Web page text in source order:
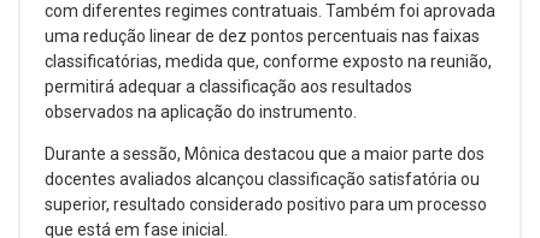
com diferentes regimes contratuais. Também foi aprovada
uma redução linear de dez pontos percentuais nas faixas
classificatórias, medida que, conforme exposto na reunião,
permitirá adequar a classificação aos resultados
observados na aplicação do instrumento.
Durante a sessão, Mônica destacou que a maior parte dos
docentes avaliados alcançou classificação satisfatória ou
superior, resultado considerado positivo para um processo
que está em fase inicial.